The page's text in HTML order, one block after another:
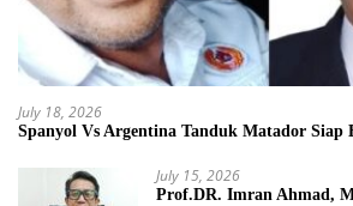
July 18, 2026
Spanyol Vs Argentina Tanduk Matador Siap
July 15, 2026
Prof.DR. Imran Ahmad,